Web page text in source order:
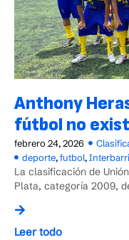
Anthony
fútbol no
febrero 24, 2026
deporte,futbol,
La clasificación de
Plata, categoría 2009,
Leer todo